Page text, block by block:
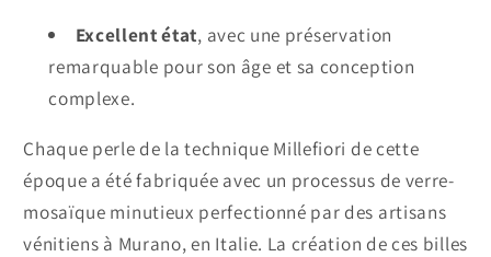
Excellent état, avec une préservation
remarquable pour son âge et sa conception
complexe.
Chaque perle de la technique Millefiori de cette
époque a été fabriquée avec un processus de verre-
mosaïque minutieux perfectionné par des artisans
vénitiens à Murano, en Italie. La création de ces billes